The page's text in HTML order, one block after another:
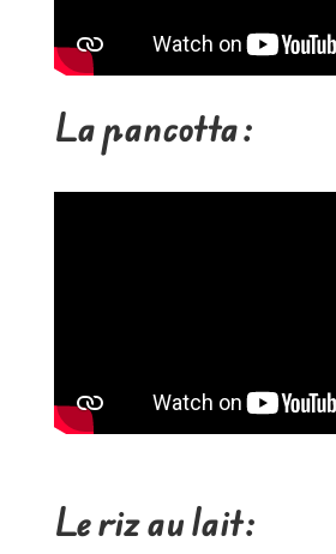
La pancotta :
Le riz au lait :